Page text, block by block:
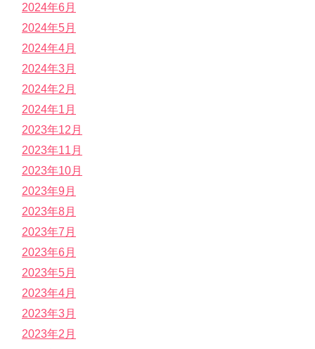
2024年6月
2024年5月
2024年4月
2024年3月
2024年2月
2024年1月
2023年12月
2023年11月
2023年10月
2023年9月
2023年8月
2023年7月
2023年6月
2023年5月
2023年4月
2023年3月
2023年2月